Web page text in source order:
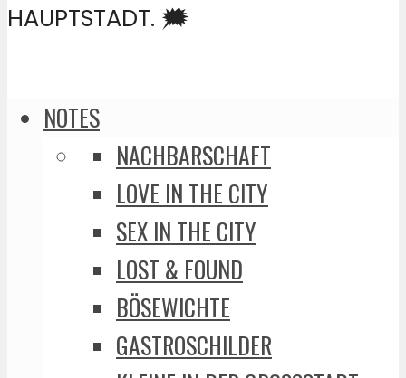
HAUPTSTADT. 🗯️
NOTES
NACHBARSCHAFT
LOVE IN THE CITY
SEX IN THE CITY
LOST & FOUND
BÖSEWICHTE
GASTROSCHILDER